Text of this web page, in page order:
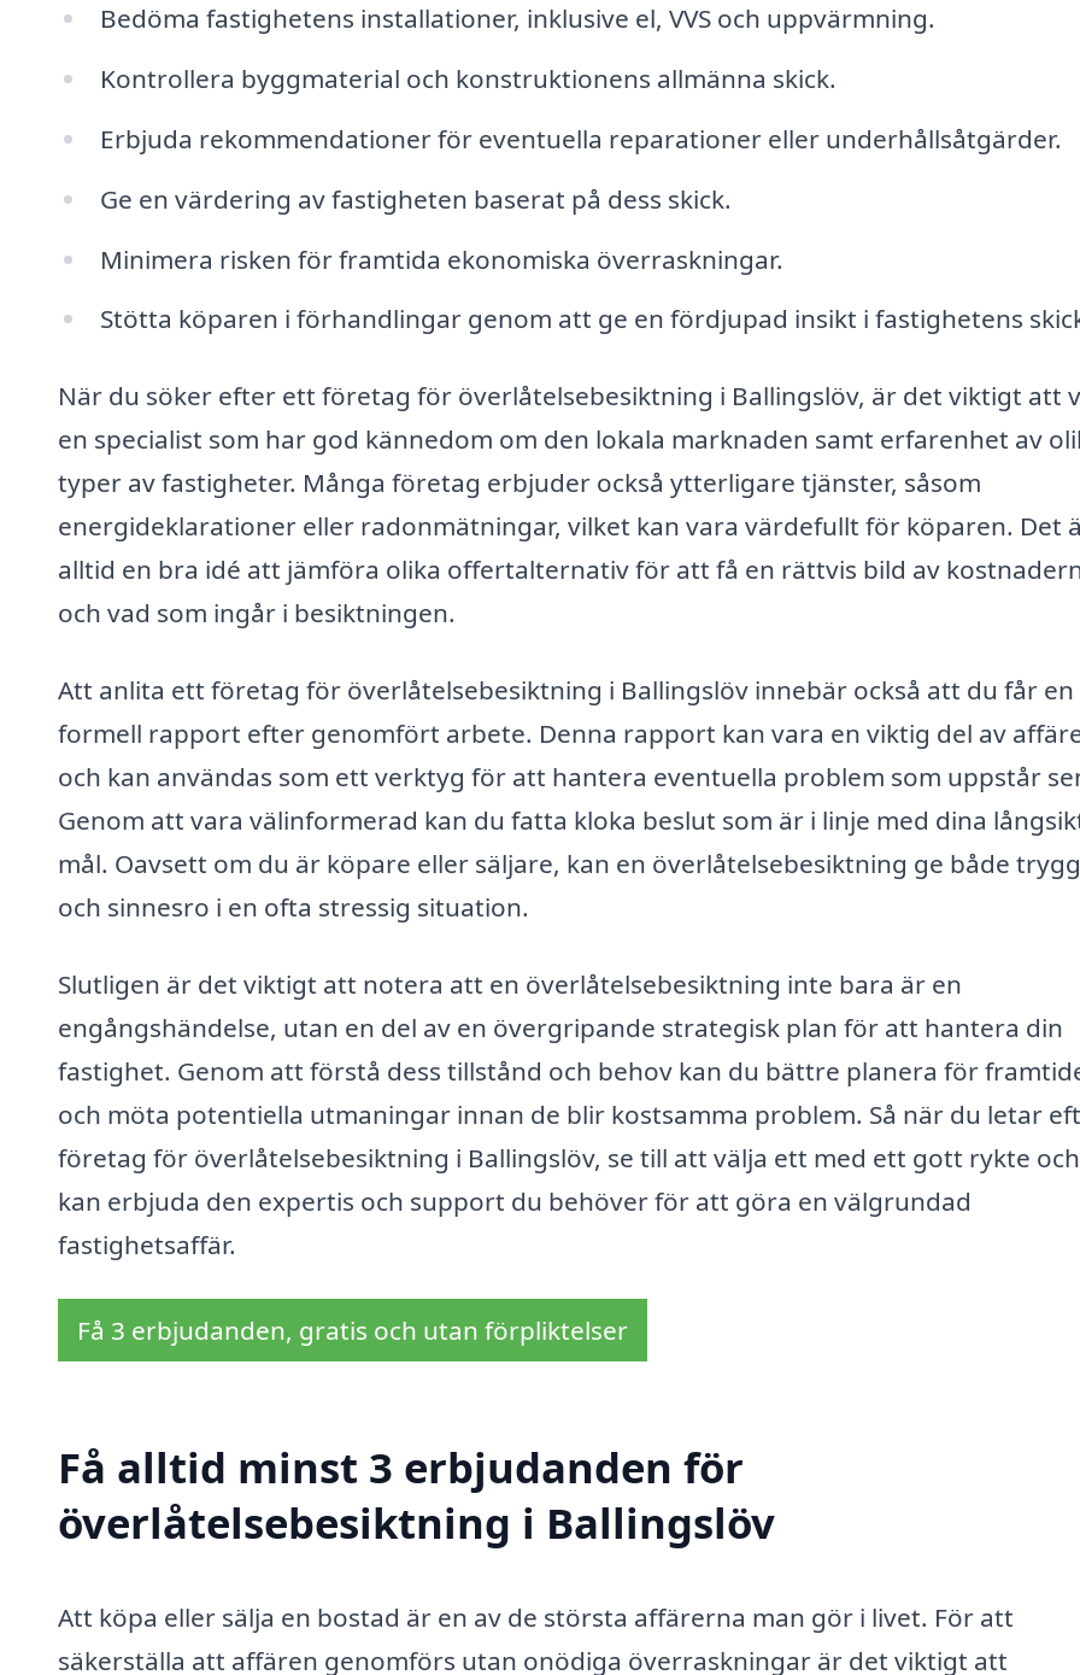
Bedöma fastighetens installationer, inklusive el, VVS och uppvärmning.
Kontrollera byggmaterial och konstruktionens allmänna skick.
Erbjuda rekommendationer för eventuella reparationer eller underhållsåtgärder.
Ge en värdering av fastigheten baserat på dess skick.
Minimera risken för framtida ekonomiska överraskningar.
Stötta köparen i förhandlingar genom att ge en fördjupad insikt i fastighetens
När du söker efter ett företag för överlåtelsebesiktning i Ballingslöv, är det viktigt att
en specialist som har god kännedom om den lokala marknaden samt erfarenhet av
typer av fastigheter. Många företag erbjuder också ytterligare tjänster, såsom
energideklarationer eller radonmätningar, vilket kan vara värdefullt för köparen. Det
alltid en bra idé att jämföra olika offertalternativ för att få en rättvis bild av
och vad som ingår i besiktningen.
Att anlita ett företag för överlåtelsebesiktning i Ballingslöv innebär också att du får en
formell rapport efter genomfört arbete. Denna rapport kan vara en viktig del av
och kan användas som ett verktyg för att hantera eventuella problem som uppstår
Genom att vara välinformerad kan du fatta kloka beslut som är i linje med dina
mål. Oavsett om du är köpare eller säljare, kan en överlåtelsebesiktning ge både
och sinnesro i en ofta stressig situation.
Slutligen är det viktigt att notera att en överlåtelsebesiktning inte bara är en
engångshändelse, utan en del av en övergripande strategisk plan för att hantera din
fastighet. Genom att förstå dess tillstånd och behov kan du bättre planera för
och möta potentiella utmaningar innan de blir kostsamma problem. Så när du letar
företag för överlåtelsebesiktning i Ballingslöv, se till att välja ett med ett gott rykte
kan erbjuda den expertis och support du behöver för att göra en välgrundad
fastighetsaffär.
Få 3 erbjudanden, gratis och utan förpliktelser
Få alltid minst 3 erbjudanden för
överlåtelsebesiktning i Ballingslöv
Att köpa eller sälja en bostad är en av de största affärerna man gör i livet. För att
säkerställa att affären genomförs utan onödiga överraskningar är det viktigt att